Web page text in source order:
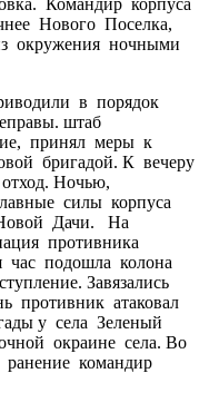
Нового Поселка,
окружения ночными
в порядок
штаб
принял меры к
бригадой. К вечеру
Ночью,
силы корпуса
Новой Дачи. На
противника
час подошла колона
Завязались
противник атаковал
у села Зеленый
окраине села. Во
ранение командир